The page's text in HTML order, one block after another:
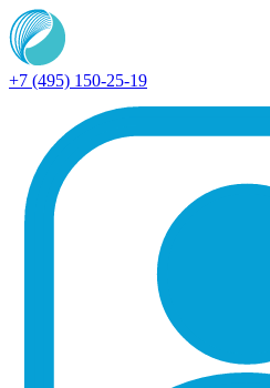
+7 (495) 150-25-19